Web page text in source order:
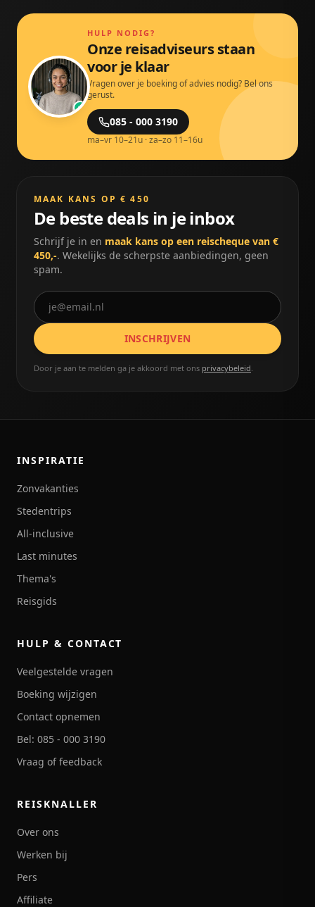
HULP NODIG?
Onze reisadviseurs staan
voor je klaar
Vragen over je boeking of advies nodig? Bel ons
gerust.
085 - 000 3190
ma–vr 10–21u · za–zo 11–16u
MAAK KANS OP € 450
De beste deals in je inbox
Schrijf je in en maak kans op een reischeque van €
450,-. Wekelijks de scherpste aanbiedingen, geen
spam.
INSCHRIJVEN
Door je aan te melden ga je akkoord met ons privacybeleid.
INSPIRATIE
Zonvakanties
Stedentrips
All-inclusive
Last minutes
Thema's
Reisgids
HULP & CONTACT
Veelgestelde vragen
Boeking wijzigen
Contact opnemen
Bel: 085 - 000 3190
Vraag of feedback
REISKNALLER
Over ons
Werken bij
Pers
Affiliate